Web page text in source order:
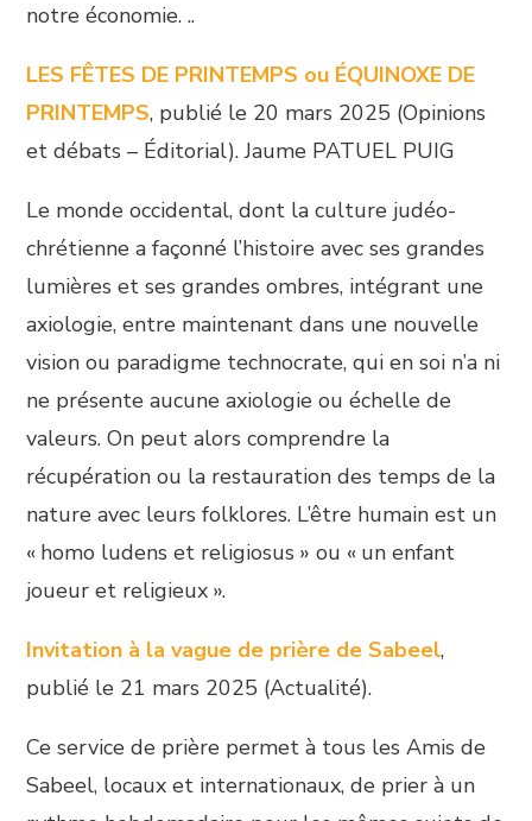
notre économie. ..
LES FÊTES DE PRINTEMPS ou ÉQUINOXE DE
PRINTEMPS, publié le 20 mars 2025 (Opinions
et débats – Éditorial). Jaume PATUEL PUIG
Le monde occidental, dont la culture judéo-
chrétienne a façonné l’histoire avec ses grandes
lumières et ses grandes ombres, intégrant une
axiologie, entre maintenant dans une nouvelle
vision ou paradigme technocrate, qui en soi n’a ni
ne présente aucune axiologie ou échelle de
valeurs. On peut alors comprendre la
récupération ou la restauration des temps de la
nature avec leurs folklores. L’être humain est un
« homo ludens et religiosus » ou « un enfant
joueur et religieux ».
Invitation à la vague de prière de Sabeel,
publié le 21 mars 2025 (Actualité).
Ce service de prière permet à tous les Amis de
Sabeel, locaux et internationaux, de prier à un